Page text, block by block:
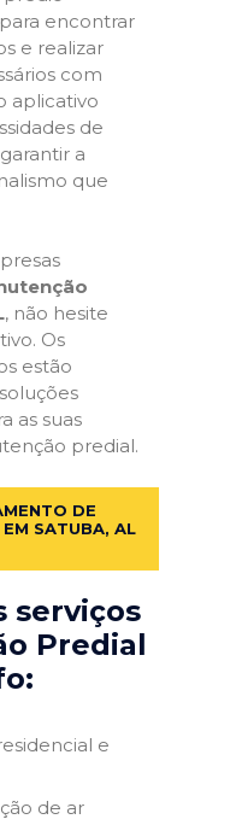
encontrar
e realizar
com
aplicativo
de
a
que
, não hesite
Os
estão
as suas
predial.
DE
SATUBA, AL
serviços
Predial
e
de ar